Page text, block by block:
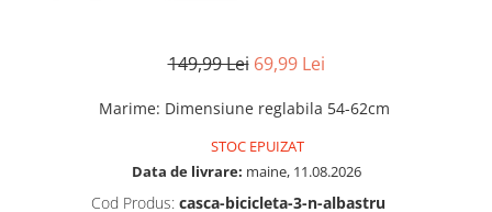
149,99 Lei 69,99 Lei
Marime: Dimensiune reglabila 54-62cm
STOC EPUIZAT
Data de livrare: maine, 11.08.2026
Cod Produs: casca-bicicleta-3-n-albastru